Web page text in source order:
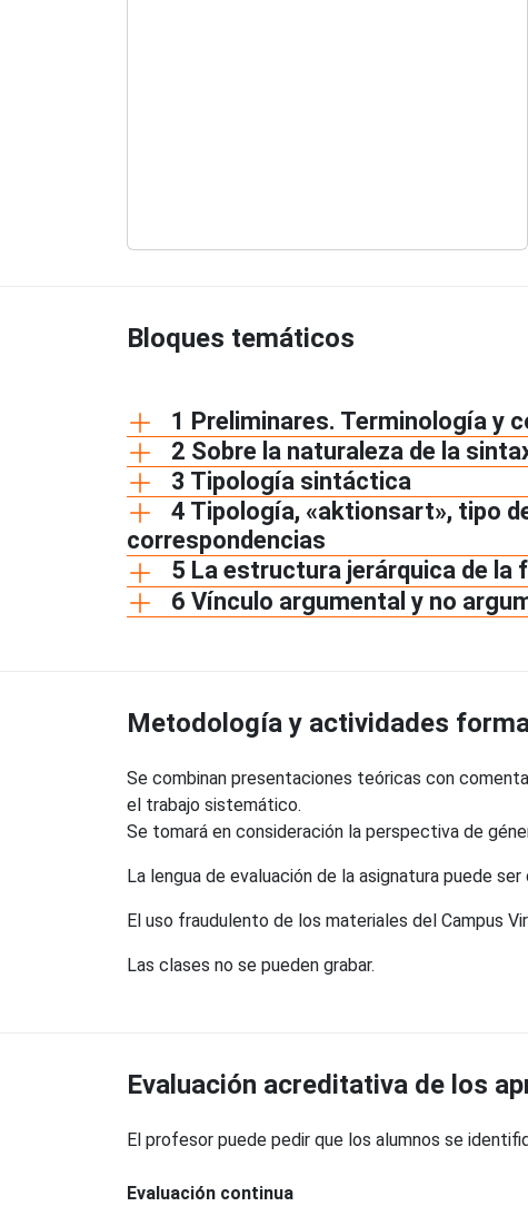
Bloques temáticos
1 Preliminares. Terminología y
2 Sobre la naturaleza de la
3 Tipología sintáctica
4 Tipología, «aktionsart», tipo
correspondencias
5 La estructura jerárquica de la
6 Vínculo argumental y no
Metodología y actividades
Se combinan presentaciones teóricas con
el trabajo sistemático.
Se tomará en consideración la perspectiva de
La lengua de evaluación de la asignatura puede
El uso fraudulento de los materiales del Campus
Las clases no se pueden grabar.
Evaluación acreditativa de los
El profesor puede pedir que los alumnos se
Evaluación continua